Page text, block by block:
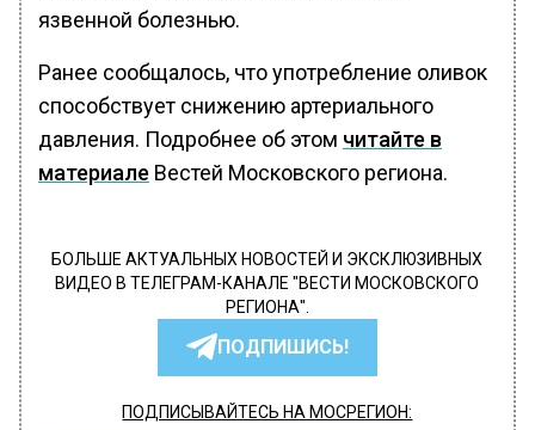
язвенной болезнью.
Ранее сообщалось, что употребление оливок
способствует снижению артериального
давления. Подробнее об этом читайте в
материале Вестей Московского региона.
БОЛЬШЕ АКТУАЛЬНЫХ НОВОСТЕЙ И ЭКСКЛЮЗИВНЫХ
ВИДЕО В ТЕЛЕГРАМ-КАНАЛЕ "ВЕСТИ МОСКОВСКОГО
РЕГИОНА".
ПОДПИШИСЬ!
ПОДПИСЫВАЙТЕСЬ НА МОСРЕГИОН: